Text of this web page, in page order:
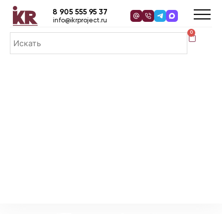
0
8 905 555 95 37
info@ikrproject.ru